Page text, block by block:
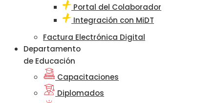
Portal del Colaborador
Integración con MiDT
Factura Electrónica Digital
Departamento
de Educación
Capacitaciones
Diplomados